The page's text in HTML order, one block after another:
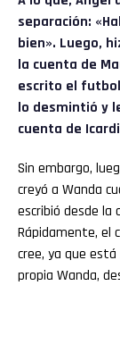
separación:
bien». Luego,
la cuenta de
escrito el
lo desmintió y
cuenta de
Sin embargo,
creyó a Wanda
escribió desde la
Rápidamente, el
cree, ya que
propia Wanda,